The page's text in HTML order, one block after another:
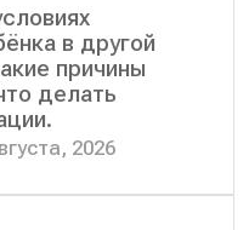
в другой
причины
делать
2026